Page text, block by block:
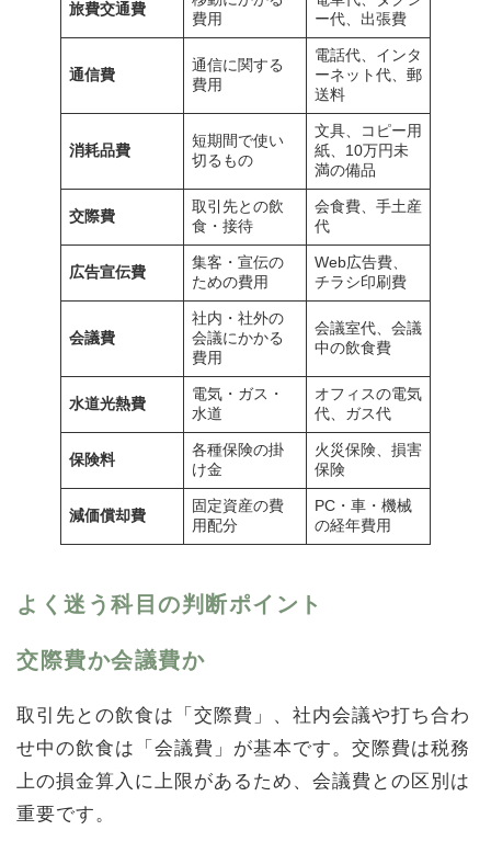
旅費交通費
費用
ー代、出張費
通信費
通信に関する
費用
電話代、インタ
ーネット代、郵
送料
消耗品費
短期間で使い
切るもの
文具、コピー用
紙、10万円未
満の備品
交際費
取引先との飲
食・接待
会食費、手土産
代
広告宣伝費
集客・宣伝の
ための費用
Web広告費、
チラシ印刷費
会議費
社内・社外の
会議にかかる
費用
会議室代、会議
中の飲食費
水道光熱費
電気・ガス・
水道
オフィスの電気
代、ガス代
保険料
各種保険の掛
け金
火災保険、損害
保険
減価償却費
固定資産の費
用配分
PC・車・機械
の経年費用
よく迷う科目の判断ポイント
交際費か会議費か
取引先との飲食は「交際費」、社内会議や打ち合わ
せ中の飲食は「会議費」が基本です。交際費は税務
上の損金算入に上限があるため、会議費との区別は
重要です。